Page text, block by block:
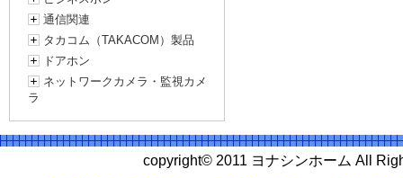
通信関連
タカコム（TAKACOM）製品
ドアホン
ネットワークカメラ・監視カメ
ラ
copyright© 2011 ヨナシンホーム All